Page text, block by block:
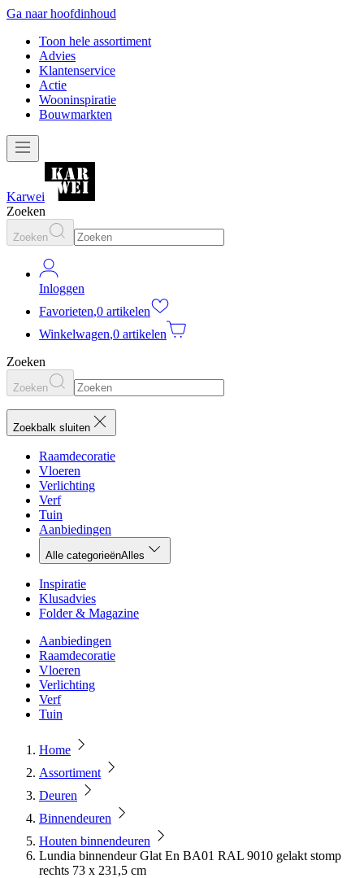
Ga naar hoofdinhoud
Toon hele assortiment
Advies
Klantenservice
Actie
Wooninspiratie
Bouwmarkten
Karwei
Zoeken
Zoeken
Inloggen
Favorieten,0 artikelen
Winkelwagen,0 artikelen
Zoeken
Zoeken
Zoekbalk sluiten
Raamdecoratie
Vloeren
Verlichting
Verf
Tuin
Aanbiedingen
Alle categorieënAlles
Inspiratie
Klusadvies
Folder & Magazine
Aanbiedingen
Raamdecoratie
Vloeren
Verlichting
Verf
Tuin
Home
Assortiment
Deuren
Binnendeuren
Houten binnendeuren
Lundia binnendeur Glat En BA01 RAL 9010 gelakt stomp
rechts 73 x 231,5 cm